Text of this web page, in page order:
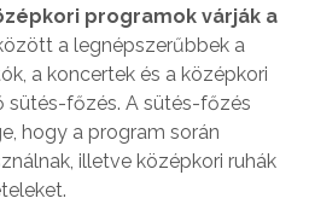
programok várják a
a legnépszerűbbek a
a koncertek és a középkori
sütés-főzés. A sütés-főzés
hogy a program során
illetve középkori ruhák